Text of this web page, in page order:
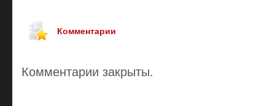
Комментарии
Комментарии закрыты.